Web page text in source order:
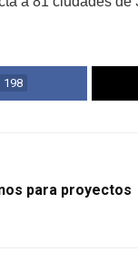
198
para proyectos